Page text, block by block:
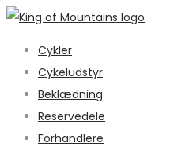
Cykler
Cykeludstyr
Beklædning
Reservedele
Forhandlere